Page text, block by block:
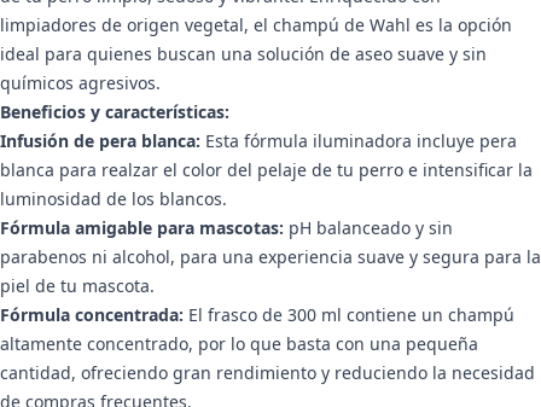
limpiadores de origen vegetal, el champú de Wahl es la opción
ideal para quienes buscan una solución de aseo suave y sin
químicos agresivos.
Beneficios y características:
Infusión de pera blanca: Esta fórmula iluminadora incluye pera
blanca para realzar el color del pelaje de tu perro e intensificar la
luminosidad de los blancos.
Fórmula amigable para mascotas: pH balanceado y sin
parabenos ni alcohol, para una experiencia suave y segura para la
piel de tu mascota.
Fórmula concentrada: El frasco de 300 ml contiene un champú
altamente concentrado, por lo que basta con una pequeña
cantidad, ofreciendo gran rendimiento y reduciendo la necesidad
de compras frecuentes.